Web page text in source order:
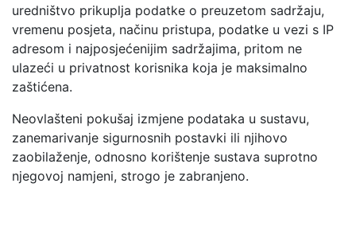
uredništvo prikuplja podatke o preuzetom sadržaju,
vremenu posjeta, načinu pristupa, podatke u vezi s IP
adresom i najposjećenijim sadržajima, pritom ne
ulazeći u privatnost korisnika koja je maksimalno
zaštićena.
Neovlašteni pokušaj izmjene podataka u sustavu,
zanemarivanje sigurnosnih postavki ili njihovo
zaobilaženje, odnosno korištenje sustava suprotno
njegovoj namjeni, strogo je zabranjeno.